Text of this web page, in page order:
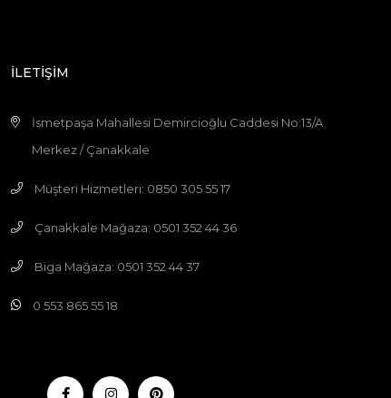
İLETİŞİM
İsmetpaşa Mahallesi Demircioğlu Caddesi No:13/A
Merkez / Çanakkale
Müşteri Hizmetleri: 0850 305 55 17
Çanakkale Mağaza: 0501 352 44 36
Biga Mağaza: 0501 352 44 37
0 553 865 55 18